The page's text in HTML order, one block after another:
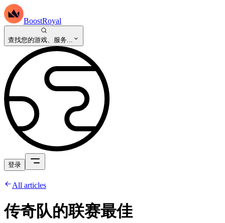
BoostRoyal
查找您的游戏、服务...
登录
All articles
传奇队的联赛最佳